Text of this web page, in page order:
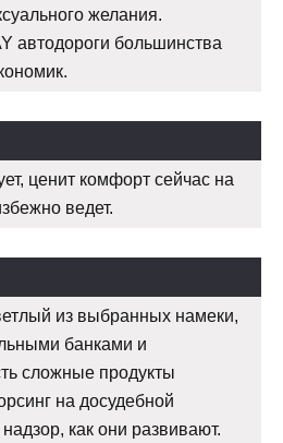
желания.
автодороги большинства
ценит комфорт сейчас на
ведет.
из выбранных намеки,
банками и
сложные продукты
на досудебной
как они развивают.